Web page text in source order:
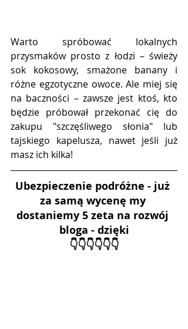
Warto spróbować lokalnych
przysmaków prosto z łodzi – świeży
sok kokosowy, smażone banany i
różne egzotyczne owoce. Ale miej się
na baczności – zawsze jest ktoś, kto
będzie próbował przekonać cię do
zakupu "szczęśliwego słonia" lub
tajskiego kapelusza, nawet jeśli już
masz ich kilka!
Ubezpieczenie podróżne - już
za samą wycenę my
dostaniemy 5 zeta na rozwój
bloga - dzięki
👇👇👇👇👇👇